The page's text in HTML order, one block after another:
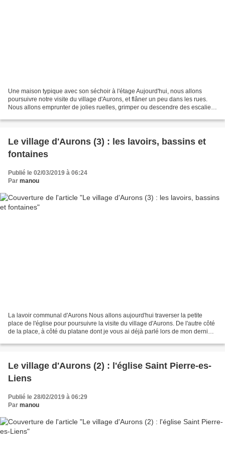
Une maison typique avec son séchoir à l'étage Aujourd'hui, nous allons
poursuivre notre visite du village d'Aurons, et flâner un peu dans les rues.
Nous allons emprunter de jolies ruelles, grimper ou descendre des escaliers
Le village d'Aurons (3) : les lavoirs, bassins et
fontaines
Publié le 02/03/2019 à 06:24
Par manou
La lavoir communal d'Aurons Nous allons aujourd'hui traverser la petite
place de l'église pour poursuivre la visite du village d'Aurons. De l'autre côté
de la place, à côté du platane dont je vous ai déjà parlé lors de mon dernier
Le village d'Aurons (2) : l'église Saint Pierre-es-
Liens
Publié le 28/02/2019 à 06:29
Par manou